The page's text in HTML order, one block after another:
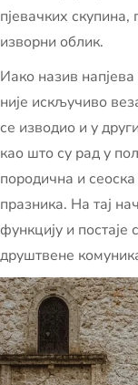
пјевачких
изворни облик.
Иако назив
није искључиво
се изводио и у
као што су рад у
породична и
празника. На тај
функцију и
друштвене